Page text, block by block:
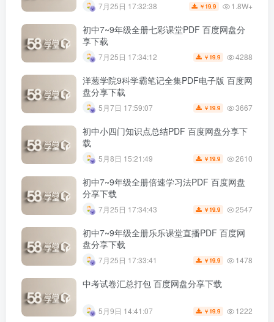
7月25日 17:32:38 ￥ 19.9 1.8W+
初中7~9年级全册七彩课堂PDF 百度网盘分
享下载
7月25日 17:34:12 ￥ 19.9 4288
洋葱学院9科学霸笔记全集PDF电子版 百度网
盘分享下载
5月7日 17:59:07 ￥ 19.9 3667
初中小四门知识点总结PDF 百度网盘分享下
载
5月8日 15:21:49 ￥ 19.9 2610
初中7~9年级全册倍速学习法PDF 百度网盘
分享下载
7月25日 17:34:43 ￥ 19.9 2547
初中7~9年级全册乐乐课堂直播PDF 百度网
盘分享下载
7月25日 17:33:41 ￥ 19.9 1478
中考试卷汇总打包 百度网盘分享下载
5月9日 14:41:07 ￥ 19.9 1222